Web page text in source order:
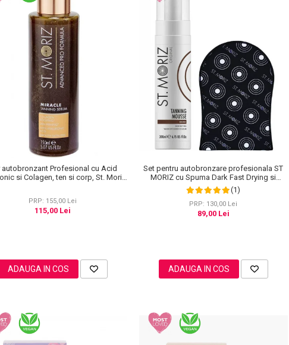
autobronzant Profesional cu Acid
si Colagen, ten si corp, St. Moriz
PRP: 155,00 Lei
115,00 Lei
ADAUGA IN COS
Set pentru autobronzare profesionala ST
MORIZ cu Spuma Dark Fast Drying si
Manusa Velvet Tanning Mitt
(1)
PRP: 130,00 Lei
89,00 Lei
ADAUGA IN COS